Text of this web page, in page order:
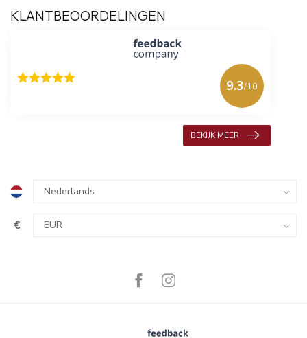
KLANTBEOORDELINGEN
9.3/10
BEKIJK MEER
€